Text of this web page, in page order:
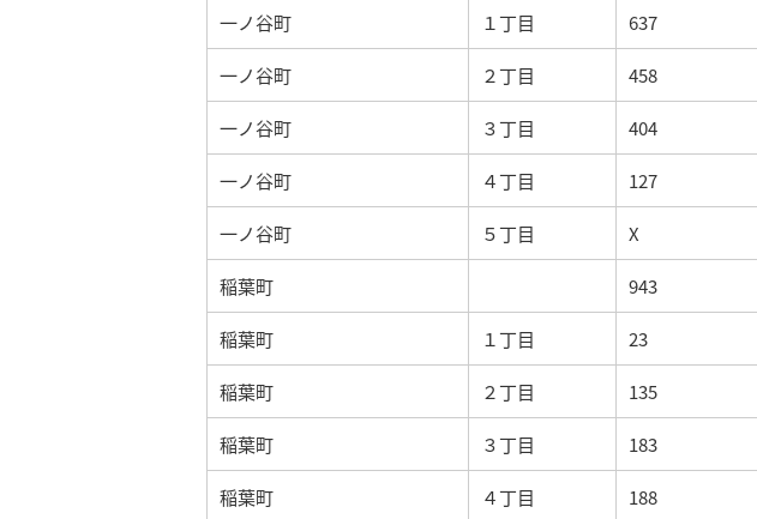
一ノ谷町 １丁目 637
一ノ谷町 ２丁目 458
一ノ谷町 ３丁目 404
一ノ谷町 ４丁目 127
一ノ谷町 ５丁目 X
稲葉町 943
稲葉町 １丁目 23
稲葉町 ２丁目 135
稲葉町 ３丁目 183
稲葉町 ４丁目 188